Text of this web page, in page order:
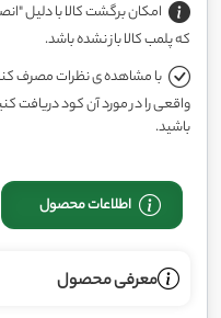
امکان برگشت کالا با دلیل
که پلمب کالا باز نشده باشد.
با مشاهده ی نظرات مصرف
واقعی را در مورد آن کود دریافت
باشید.
اطلاعات محصول
معرفی محصول